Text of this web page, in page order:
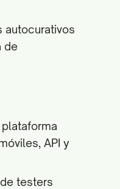
autocurativos
de
API y
testers